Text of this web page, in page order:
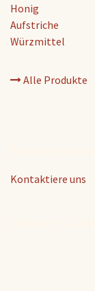
Honig
Aufstriche
Würzmittel
Alle Produkte
Kontaktiere uns